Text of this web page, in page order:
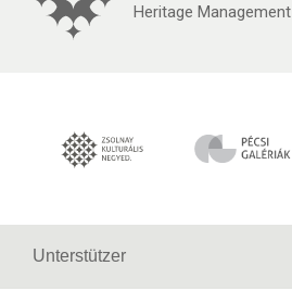
Heritage Management
Unterstützer